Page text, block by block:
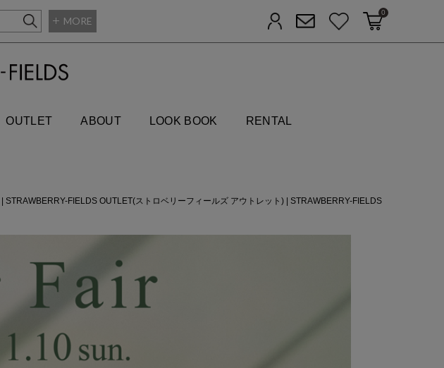
MORE ログイン メルマガ登録お気に入りカートに入れる
0
OUTLET ABOUT LOOK BOOK RENTAL
STRAWBERRY-FIELDS OUTLET(ストロベリーフィールズ アウトレット)
STRAWBERRY-FIELDS